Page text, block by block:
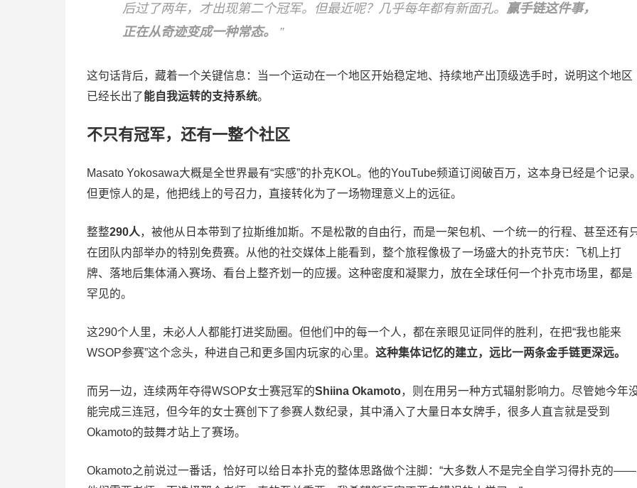
后过了两年，才出现第二个冠军。但最近呢？几乎每年都有新面孔。 赢手链这件事，
正在从奇迹变成一种常态。
”
这句话背后，藏着一个关键信息：当一个运动在一个地区开始稳定地、持续地产出顶级选手时，说明这个地区
已经长出了能自我运转的支持系统。
不只有冠军，还有一整个社区
Masato Yokosawa大概是全世界最有“实感”的扑克KOL。他的YouTube频道订阅破百万，这本身已经是个记录
但更惊人的是，他把线上的号召力，直接转化为了一场物理意义上的远征。
整整290人，被他从日本带到了拉斯维加斯。不是松散的自由行，而是一架包机、一个统一的行程、甚至还有
在团队内部举办的特别免费赛。从他的社交媒体上能看到，整个旅程像极了一场盛大的扑克节庆：飞机上打
牌、落地后集体涌入赛场、看台上整齐划一的应援。这种密度和凝聚力，放在全球任何一个扑克市场里，都是
罕见的。
这290个人里，未必人人都能打进奖励圈。但他们中的每一个人，都在亲眼见证同伴的胜利，在把“我也能来
WSOP参赛”这个念头，种进自己和更多国内玩家的心里。 这种集体记忆的建立，远比一两条金手链更深远。
而另一边，连续两年夺得WSOP女士赛冠军的Shiina Okamoto，则在用另一种方式辐射影响力。尽管她今年
能完成三连冠，但今年的女士赛创下了参赛人数纪录，其中涌入了大量日本女牌手，很多人直言就是受到
Okamoto的鼓舞才站上了赛场。
Okamoto之前说过一番话，恰好可以给日本扑克的整体思路做个注脚：“大多数人不是完全自学习得扑克的——